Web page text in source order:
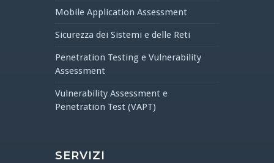
Mobile Application Assessment
Sicurezza dei Sistemi e delle Reti
Penetration Testing e Vulnerability
Assessment
Vulnerability Assessment e
Penetration Test (VAPT)
SERVIZI